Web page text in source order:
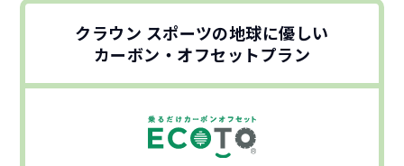
クラウン スポーツの地球に優しい
カーボン・オフセットプラン